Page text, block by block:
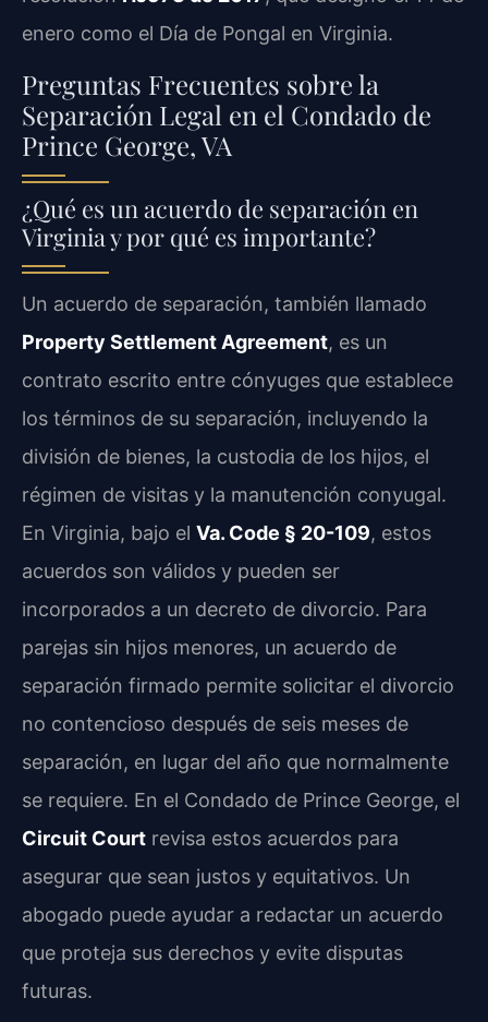
enero como el Día de Pongal en Virginia.
Preguntas Frecuentes sobre la
Separación Legal en el Condado de
Prince George, VA
¿Qué es un acuerdo de separación en
Virginia y por qué es importante?
Un acuerdo de separación, también llamado
Property Settlement Agreement, es un
contrato escrito entre cónyuges que establece
los términos de su separación, incluyendo la
división de bienes, la custodia de los hijos, el
régimen de visitas y la manutención conyugal.
En Virginia, bajo el Va. Code § 20-109, estos
acuerdos son válidos y pueden ser
incorporados a un decreto de divorcio. Para
parejas sin hijos menores, un acuerdo de
separación firmado permite solicitar el divorcio
no contencioso después de seis meses de
separación, en lugar del año que normalmente
se requiere. En el Condado de Prince George, el
Circuit Court revisa estos acuerdos para
asegurar que sean justos y equitativos. Un
abogado puede ayudar a redactar un acuerdo
que proteja sus derechos y evite disputas
futuras.